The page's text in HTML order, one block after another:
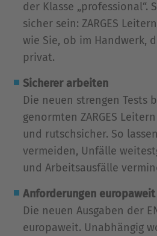
der Klasse „professional“.
sicher sein: ZARGES
wie Sie, ob im Handwerk,
privat.
Sicherer arbeiten
Die neuen strengen Tests
genormten ZARGES
und rutschsicher. So
vermeiden, Unfälle
und Arbeitsausfälle
Anforderungen
Die neuen Ausgaben der
europaweit. Unabhängig